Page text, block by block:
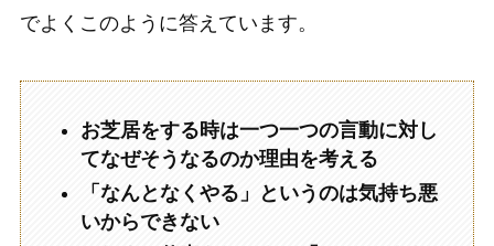
でよくこのように答えています。
お芝居をする時は一つ一つの言動に対し
てなぜそうなるのか理由を考える
「なんとなくやる」というのは気持ち悪
いからできない